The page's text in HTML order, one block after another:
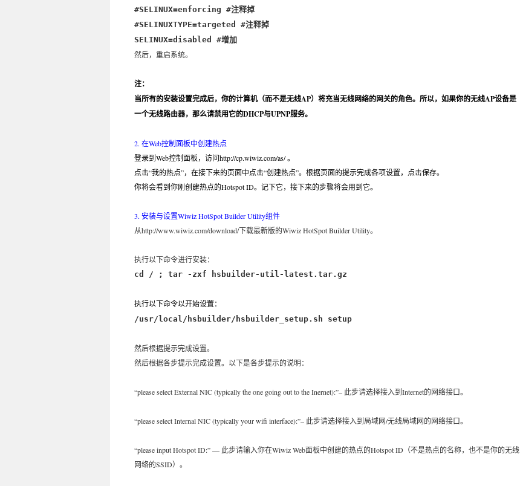
#SELINUX=enforcing #注释掉
#SELINUXTYPE=targeted #注释掉
SELINUX=disabled #增加
然后，重启系统。
注：
当所有的安装设置完成后，你的计算机（而不是无线AP）将充当无线网络的网关的角色。所以，如果你的无线AP设备是
一个无线路由器，那么请禁用它的DHCP与UPNP服务。
2. 在Web控制面板中创建热点
登录到Web控制面板，访问http://cp.wiwiz.com/as/ 。
点击“我的热点”，在接下来的页面中点击“创建热点”。根据页面的提示完成各项设置，点击保存。
你将会看到你刚创建热点的Hotspot ID。记下它，接下来的步骤将会用到它。
3. 安装与设置Wiwiz HotSpot Builder Utility组件
从http://www.wiwiz.com/download/下载最新版的Wiwiz HotSpot Builder Utility。
执行以下命令进行安装：
cd / ; tar -zxf hsbuilder-util-latest.tar.gz
执行以下命令以开始设置：
/usr/local/hsbuilder/hsbuilder_setup.sh setup
然后根据提示完成设置。
然后根据各步提示完成设置。以下是各步提示的说明：
“please select External NIC (typically the one going out to the Inernet):”– 此步请选择接入到Internet的网络接口。
“please select Internal NIC (typically your wifi interface):”– 此步请选择接入到局域网/无线局域网的网络接口。
“please input Hotspot ID:” — 此步请输入你在Wiwiz Web面板中创建的热点的Hotspot ID（不是热点的名称，也不是你的无线
网络的SSID）。